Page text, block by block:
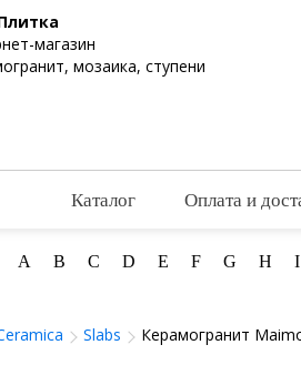
магазин
мозаика, ступени
Каталог Оплата и
A B C D E F G H I
Slabs Керамогранит